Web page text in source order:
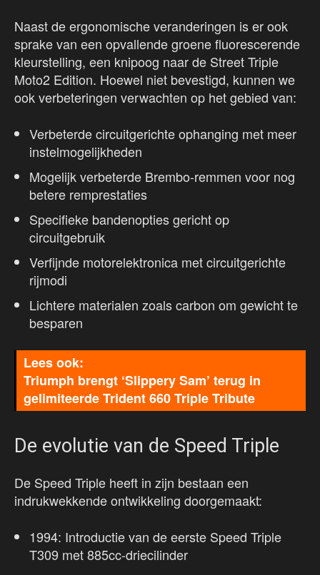
Naast de ergonomische veranderingen is er ook
sprake van een opvallende groene fluorescerende
kleurstelling, een knipoog naar de Street Triple
Moto2 Edition. Hoewel niet bevestigd, kunnen we
ook verbeteringen verwachten op het gebied van:
Verbeterde circuitgerichte ophanging met meer
instelmogelijkheden
Mogelijk verbeterde Brembo-remmen voor nog
betere remprestaties
Specifieke bandenopties gericht op
circuitgebruik
Verfijnde motorelektronica met circuitgerichte
rijmodi
Lichtere materialen zoals carbon om gewicht te
besparen
Triumph brengt ‘Slippery Sam’ terug in
gelimiteerde Trident 660 Triple Tribute
De evolutie van de Speed Triple
De Speed Triple heeft in zijn bestaan een
indrukwekkende ontwikkeling doorgemaakt:
1994: Introductie van de eerste Speed Triple
T309 met 885cc-driecilinder